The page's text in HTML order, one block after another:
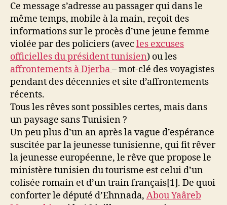
Ce message s’adresse au passager qui dans le
même temps, mobile à la main, reçoit des
informations sur le procès d’une jeune femme
violée par des policiers (avec les excuses
officielles du président tunisien) ou les
affrontements à Djerba– mot-clé des voyagistes
pendant des décennies et site d’affrontements
récents.
Tous les rêves sont possibles certes, mais dans
un paysage sans Tunisien ?
Un peu plus d’un an après la vague d’espérance
suscitée par la jeunesse tunisienne, qui fit rêver
la jeunesse européenne, le rêve que propose le
ministère tunisien du tourisme est celui d’un
colisée romain et d’un train français[1]. De quoi
conforter le député d’Ehnnada, Abou Yaâreb